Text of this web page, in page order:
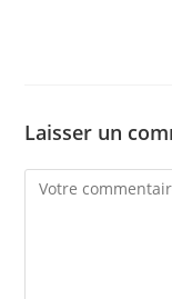
Laisser un
Comment